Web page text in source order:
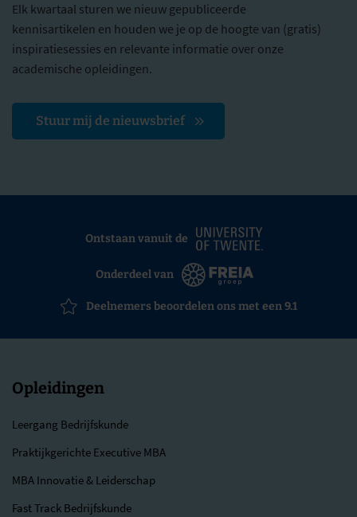
Elk kwartaal sturen we nieuw gepubliceerde
kennisartikelen en houden we je op de hoogte van (gratis)
inspiratiesessies en relevante informatie over onze
academische opleidingen.
Stuur mij de nieuwsbrief
Ontstaan vanuit de
Onderdeel van
Deelnemers beoordelen ons met een 9.1
Opleidingen
Leergang Bedrijfskunde
Praktijkgerichte Executive MBA
MBA Innovatie & Leiderschap
Fast Track Bedrijfskunde